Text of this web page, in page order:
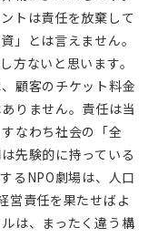
トは責任を放棄して
」とは言えません。
方ないと思います。
顧客のチケット料金
りません。責任は当
なわち社会の「全
先験的に持っている
るNPO劇場は、人口
営責任を果たせばよ
は、まったく違う構